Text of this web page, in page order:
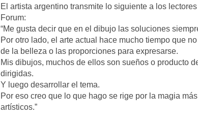
El artista argentino transmite lo siguiente a los
Forum:
“Me gusta decir que en el dibujo las soluciones
Por otro lado, el arte actual hace mucho tiempo que
de la belleza o las proporciones para expresarse.
Mis dibujos, muchos de ellos son sueños o producto
dirigidas.
Y luego desarrollar el tema.
Por eso creo que lo que hago se rige por la magia
artísticos.”